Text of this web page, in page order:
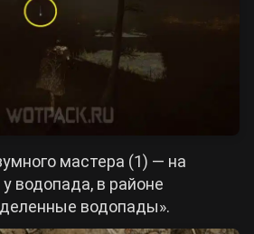
мастера (1) — на
водопада, в районе
водопады».